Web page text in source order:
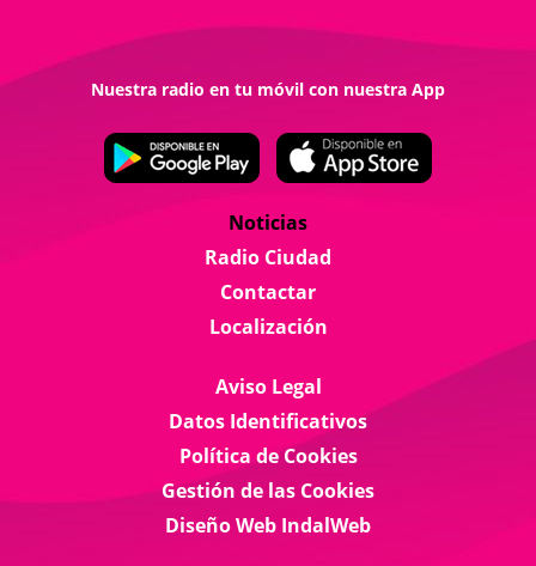
Noticias
Radio Ciudad
Contactar
Localización
Aviso Legal
Datos Identificativos
Política de Cookies
Gestión de las Cookies
Diseño Web IndalWeb
Nuestra radio en tu móvil con nuestra App